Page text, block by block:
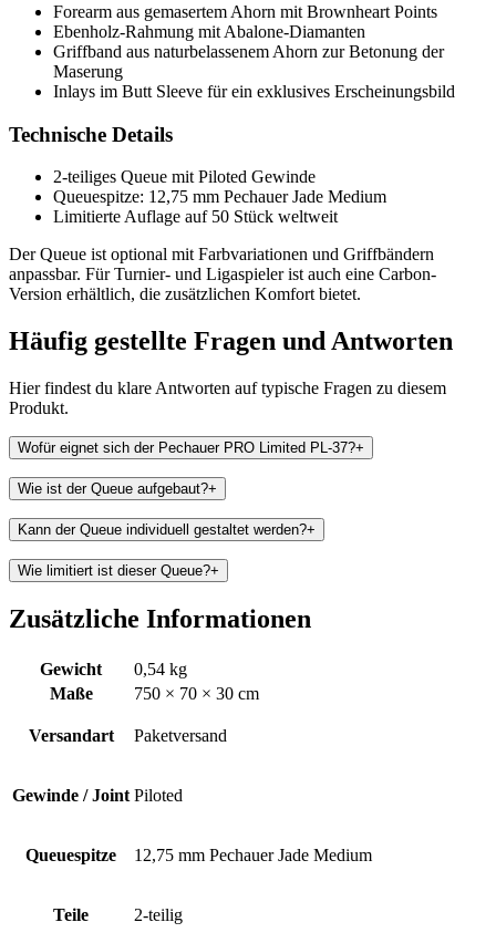
Forearm aus gemasertem Ahorn mit Brownheart Points
Ebenholz-Rahmung mit Abalone-Diamanten
Griffband aus naturbelassenem Ahorn zur Betonung der
Maserung
Inlays im Butt Sleeve für ein exklusives Erscheinungsbild
Technische Details
2-teiliges Queue mit Piloted Gewinde
Queuespitze: 12,75 mm Pechauer Jade Medium
Limitierte Auflage auf 50 Stück weltweit
Der Queue ist optional mit Farbvariationen und Griffbändern
anpassbar. Für Turnier- und Ligaspieler ist auch eine Carbon-
Version erhältlich, die zusätzlichen Komfort bietet.
Häufig gestellte Fragen undAntworten
Hier findest du klare Antworten auf typische Fragen zu diesem
Produkt.
Wofür eignet sich der Pechauer PRO Limited PL-37?+
Wie ist der Queue aufgebaut?+
Kann der Queue individuell gestaltet werden?+
Wie limitiert ist dieser Queue?+
Zusätzliche Informationen
Gewicht
0,54 kg
Maße
750 × 70 × 30 cm
Versandart Paketversand
Gewinde / Joint Piloted
Queuespitze 12,75 mm Pechauer Jade Medium
Teile 2-teilig